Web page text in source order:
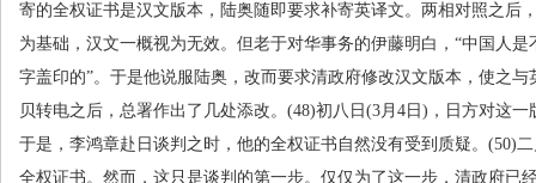
寄的全权证书是汉文版本，陆奥随即要求补寄英译文。两相对照之后
为基础，汉文一概视为无效。但老于对华事务的伊藤明白，“中国人
字盖印的”。于是他说服陆奥，改而要求清政府修改汉文版本，使之与
贝转电之后，总署作出了几处添改。 (48)初八日 (3月 4 日 ) ，日方对这
于是，李鸿章赴日谈判之时，他的全权证书自然没有受到质疑。 (50)
全权证书。然而，这只是谈判的第一步。仅仅为了这一步，清政府已